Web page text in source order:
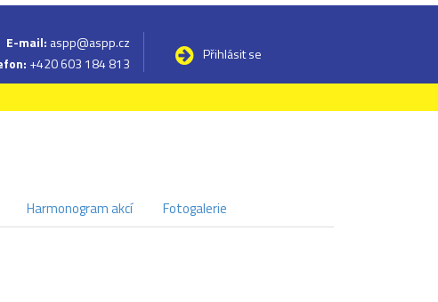
E-mail: aspp@aspp.cz
+420 603 184 813
Přihlásit se
Harmonogram akcí Fotogalerie